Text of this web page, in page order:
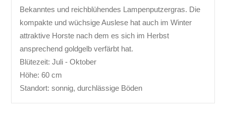
Bekanntes und reichblühendes Lampenputzergras. Die
kompakte und wüchsige Auslese hat auch im Winter
attraktive Horste nach dem es sich im Herbst
ansprechend goldgelb verfärbt hat.
Blütezeit: Juli - Oktober
Höhe: 60 cm
Standort: sonnig, durchlässige Böden